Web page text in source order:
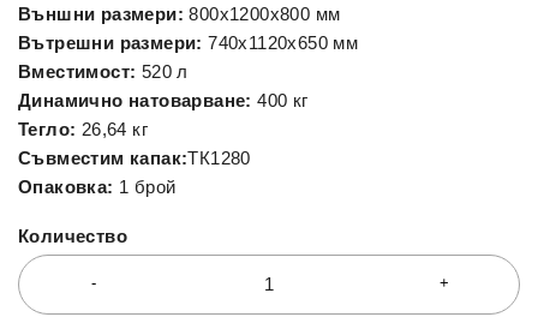
Външни размери: 800x1200x800 мм
Вътрешни размери: 740x1120x650 мм
Вместимост: 520 л
Динамично натоварване: 400 кг
Тегло: 26,64 кг
Съвместим капак:ТК1280
Опаковка: 1 брой
Количество